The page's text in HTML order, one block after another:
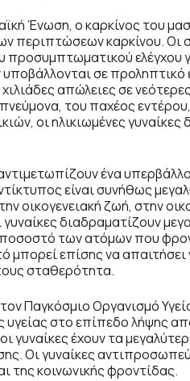
Ένωση, ο καρκίνος του
περιπτώσεων καρκίνου. Οι
προσυμπτωματικού ελέγχου
υποβάλλονται σε
απώλειες σε
του παχέος
οι ηλικιωμένες
ένα
είναι συνήθως
οικογενειακή ζωή, στην
γυναίκες διαδραματίζουν
των ατόμων που
μπορεί επίσης να
σταθερότητα.
Παγκόσμιο Οργανισμό
υγείας στο επίπεδο λήψης
γυναίκες έχουν τα
Οι γυναίκες
της κοινωνικής φροντίδας.